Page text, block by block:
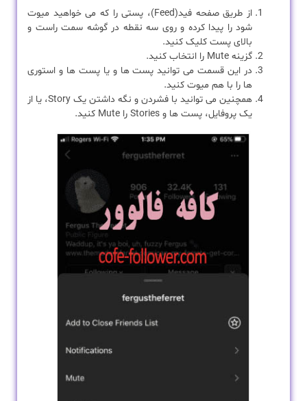
از طریق صفحه فید(Feed)، پستی را که می خواهید میوت
شود را پیدا کرده و روی سه نقطه در گوشه سمت راست و
بالای پست کلیک کنید.
گزینه Mute را انتخاب کنید.
در این قسمت می توانید پست ها و یا پست ها و استوری
ها را با هم میوت کنید.
همچنین می توانید با فشردن و نگه داشتن یک Story، یا از
یک پروفایل، پست ها و Stories را Mute کنید.